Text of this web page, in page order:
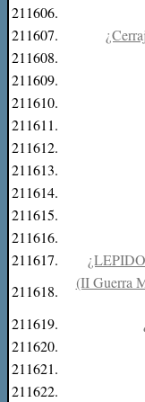
211606.
211607.
211608.
211609.
211610.
211611.
211612.
211613.
211614.
211615.
211616.
211617.
211618.
(II Guerra
211619.
211620.
211621.
211622.